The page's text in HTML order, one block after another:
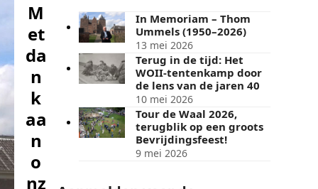
In Memoriam – Thom
Ummels (1950–2026)
13 mei 2026
Terug in de tijd: Het
WOII-tentenkamp door
de lens van de jaren 40
10 mei 2026
Tour de Waal 2026,
terugblik op een groots
Bevrijdingsfeest!
9 mei 2026
M
et
da
n
k
aa
n
o
nz